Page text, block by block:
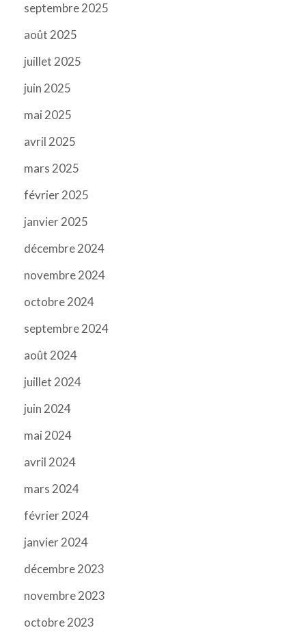
septembre 2025
août 2025
juillet 2025
juin 2025
mai 2025
avril 2025
mars 2025
février 2025
janvier 2025
décembre 2024
novembre 2024
octobre 2024
septembre 2024
août 2024
juillet 2024
juin 2024
mai 2024
avril 2024
mars 2024
février 2024
janvier 2024
décembre 2023
novembre 2023
octobre 2023